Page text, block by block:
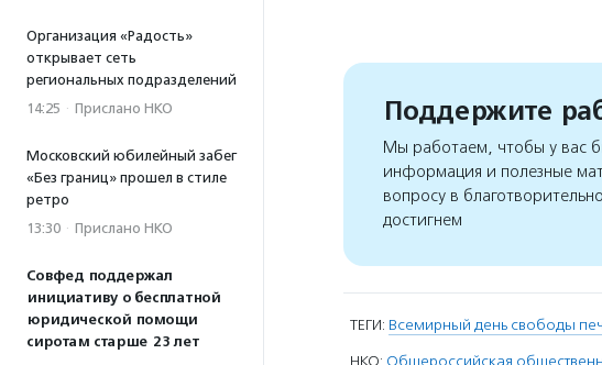
Организация «Радость»
открывает сеть
региональных подразделений
14:25 · Прислано НКО
Московский юбилейный забег
«Без границ» прошел в стиле
ретро
13:30 · Прислано НКО
Совфед поддержал
инициативу о бесплатной
юридической помощи
сиротам старше 23 лет
Поддержите
Мы работаем, чтобы у вас
информация и полезные
вопросу в
достигнем
ТЕГИ: Всемирный день свободы
НКО: Общероссийская